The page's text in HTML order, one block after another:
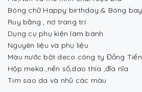
Bóng chữ Happy birthday & Bóng bay
Ruy băng , nơ trang trí
Dụng cụ phụ kiện làm bánh
Nguyên liệu và phụ liệu
Màu nước bột deco công ty Đồng Tiến
Hộp meka ,nến số,dao thìa ,đĩa nĩa
Tim sao da và nhũ các màu